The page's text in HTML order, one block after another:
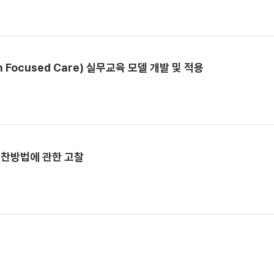
Focused Care) 실무교육 모델 개발 및 적용
방법에 관한 고찰